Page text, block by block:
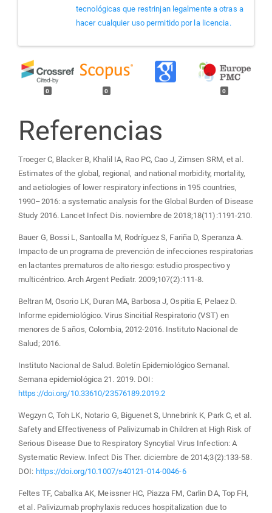
tecnológicas que restrinjan legalmente a otras a
hacer cualquier uso permitido por la licencia.
0 0 0
Referencias
Troeger C, Blacker B, Khalil IA, Rao PC, Cao J, Zimsen SRM, et al.
Estimates of the global, regional, and national morbidity, mortality,
and aetiologies of lower respiratory infections in 195 countries,
1990–2016: a systematic analysis for the Global Burden of Disease
Study 2016. Lancet Infect Dis. noviembre de 2018;18(11):1191-210.
Bauer G, Bossi L, Santoalla M, Rodríguez S, Fariña D, Speranza A.
Impacto de un programa de prevención de infecciones respiratorias
en lactantes prematuros de alto riesgo: estudio prospectivo y
multicéntrico. Arch Argent Pediatr. 2009;107(2):111-8.
Beltran M, Osorio LK, Duran MA, Barbosa J, Ospitia E, Pelaez D.
Informe epidemiológico. Virus Sincitial Respiratorio (VST) en
menores de 5 años, Colombia, 2012-2016. Instituto Nacional de
Salud; 2016.
Instituto Nacional de Salud. Boletín Epidemiológico Semanal.
Semana epidemiológica 21. 2019. DOI:
https://doi.org/10.33610/23576189.2019.2
Wegzyn C, Toh LK, Notario G, Biguenet S, Unnebrink K, Park C, et al.
Safety and Effectiveness of Palivizumab in Children at High Risk of
Serious Disease Due to Respiratory Syncytial Virus Infection: A
Systematic Review. Infect Dis Ther. diciembre de 2014;3(2):133-58.
DOI: https://doi.org/10.1007/s40121-014-0046-6
Feltes TF, Cabalka AK, Meissner HC, Piazza FM, Carlin DA, Top FH,
et al. Palivizumab prophylaxis reduces hospitalization due to